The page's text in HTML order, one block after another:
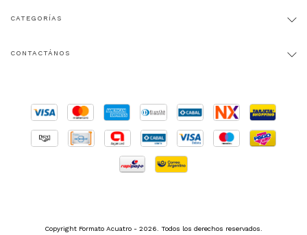
CATEGORÍAS
CONTACTÁNOS
Copyright Formato Acuatro - 2026. Todos los derechos reservados.